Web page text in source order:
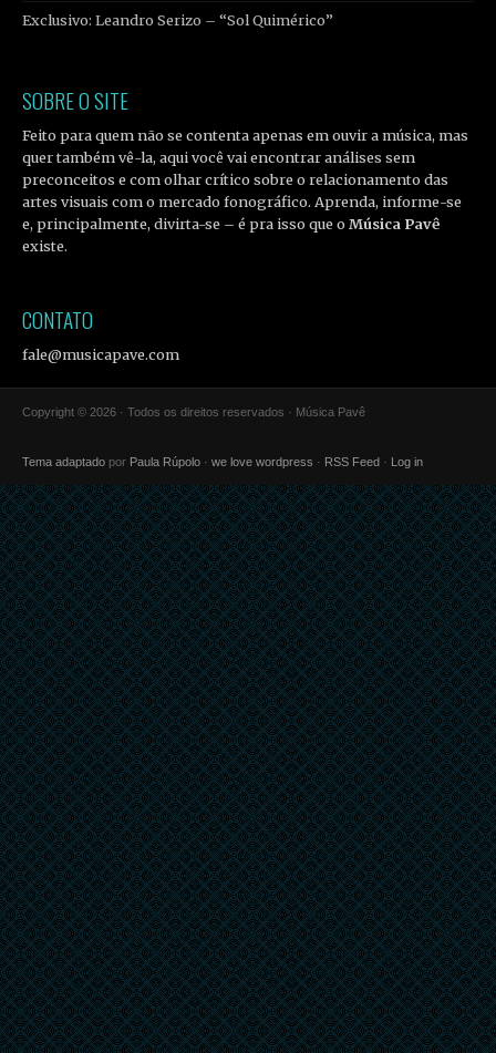
Exclusivo: Leandro Serizo – “Sol Quimérico”
SOBRE O SITE
Feito para quem não se contenta apenas em ouvir a música, mas
quer também vê-la, aqui você vai encontrar análises sem
preconceitos e com olhar crítico sobre o relacionamento das
artes visuais com o mercado fonográfico. Aprenda, informe-se
e, principalmente, divirta-se – é pra isso que oMúsica Pavê
existe.
CONTATO
fale@musicapave.com
Copyright © 2026 · Todos os direitos reservados · Música Pavê
Tema adaptado por Paula Rúpolo · we love wordpress · RSS Feed · Log in